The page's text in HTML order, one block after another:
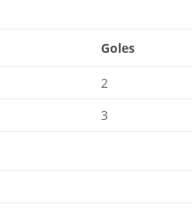
Goles
2
3